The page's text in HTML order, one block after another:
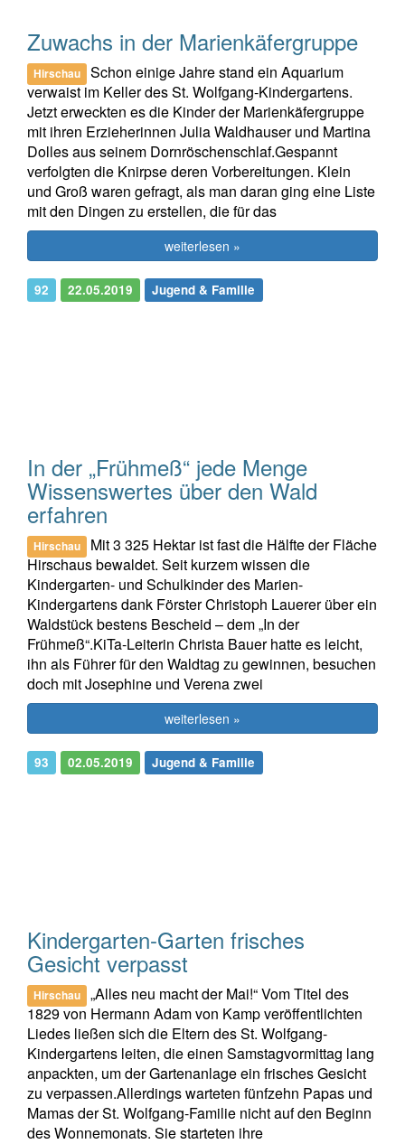
Zuwachs in der Marienkäfergruppe
Hirschau
Schon einige Jahre stand ein Aquarium
verwaist im Keller des St. Wolfgang-Kindergartens.
Jetzt erweckten es die Kinder der Marienkäfergruppe
mit ihren Erzieherinnen Julia Waldhauser und Martina
Dolles aus seinem Dornröschenschlaf.Gespannt
verfolgten die Knirpse deren Vorbereitungen. Klein
und Groß waren gefragt, als man daran ging eine Liste
mit den Dingen zu erstellen, die für das
weiterlesen »
92 22.05.2019 Jugend & Familie
In der „Frühmeß“ jede Menge
Wissenswertes über den Wald
erfahren
Hirschau
Mit 3 325 Hektar ist fast die Hälfte der Fläche
Hirschaus bewaldet. Seit kurzem wissen die
Kindergarten- und Schulkinder des Marien-
Kindergartens dank Förster Christoph Lauerer über ein
Waldstück bestens Bescheid – dem „In der
Frühmeß“.KiTa-Leiterin Christa Bauer hatte es leicht,
ihn als Führer für den Waldtag zu gewinnen, besuchen
doch mit Josephine und Verena zwei
weiterlesen »
93 02.05.2019 Jugend & Familie
Kindergarten-Garten frisches
Gesicht verpasst
Hirschau
„Alles neu macht der Mai!“ Vom Titel des
1829 von Hermann Adam von Kamp veröffentlichten
Liedes ließen sich die Eltern des St. Wolfgang-
Kindergartens leiten, die einen Samstagvormittag lang
anpackten, um der Gartenanlage ein frisches Gesicht
zu verpassen.Allerdings warteten fünfzehn Papas und
Mamas der St. Wolfgang-Familie nicht auf den Beginn
des Wonnemonats. Sie starteten ihre